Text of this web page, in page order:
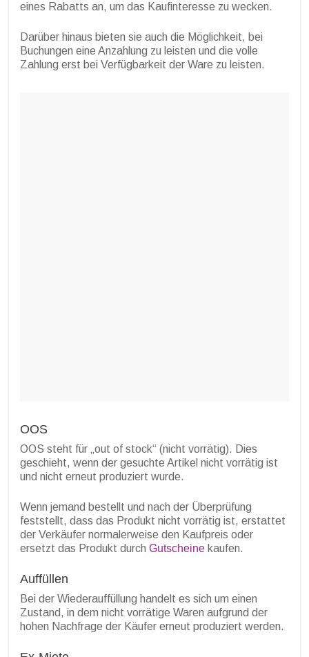
eines Rabatts an, um das Kaufinteresse zu wecken.
Darüber hinaus bieten sie auch die Möglichkeit, bei
Buchungen eine Anzahlung zu leisten und die volle
Zahlung erst bei Verfügbarkeit der Ware zu leisten.
OOS
OOS steht für „out of stock“ (nicht vorrätig). Dies
geschieht, wenn der gesuchte Artikel nicht vorrätig ist
und nicht erneut produziert wurde.
Wenn jemand bestellt und nach der Überprüfung
feststellt, dass das Produkt nicht vorrätig ist, erstattet
der Verkäufer normalerweise den Kaufpreis oder
ersetzt das Produkt durch Gutscheine kaufen.
Auffüllen
Bei der Wiederauffüllung handelt es sich um einen
Zustand, in dem nicht vorrätige Waren aufgrund der
hohen Nachfrage der Käufer erneut produziert werden.